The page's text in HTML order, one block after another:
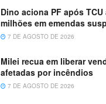
Dino aciona PF após
milhões em emendas
7 DE AGOSTO DE 2026
Milei recua em liberar
afetadas por incêndios
7 DE AGOSTO DE 2026